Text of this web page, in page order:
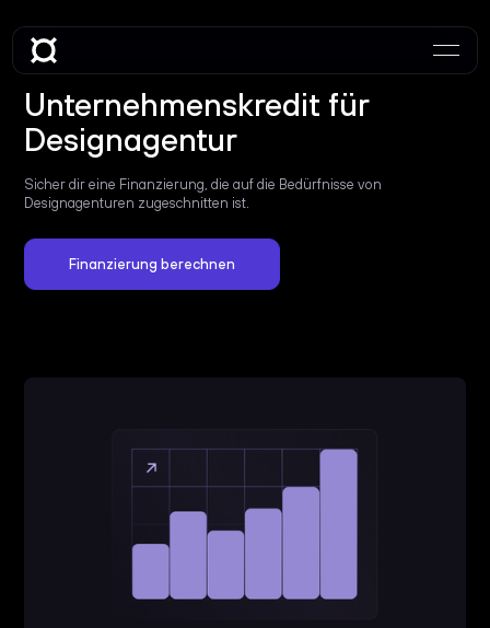
Unternehmenskredit für
Designagentur
Sicher dir eine Finanzierung, die auf die Bedürfnisse von
Designagenturen zugeschnitten ist.
Finanzierung berechnen